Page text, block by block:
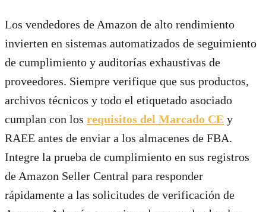
Los vendedores de Amazon de alto rendimiento
invierten en sistemas automatizados de seguimiento
de cumplimiento y auditorías exhaustivas de
proveedores. Siempre verifique que sus productos,
archivos técnicos y todo el etiquetado asociado
cumplan con los requisitos del Marcado CE y
RAEE antes de enviar a los almacenes de FBA.
Integre la prueba de cumplimiento en sus registros
de Amazon Seller Central para responder
rápidamente a las solicitudes de verificación de